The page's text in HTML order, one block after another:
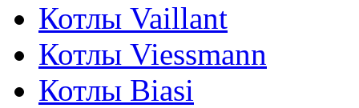
Котлы Vaillant
Котлы Viessmann
Котлы Biasi